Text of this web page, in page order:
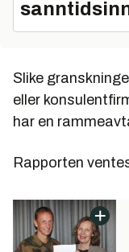
Slike
eller
har en
Rapporten